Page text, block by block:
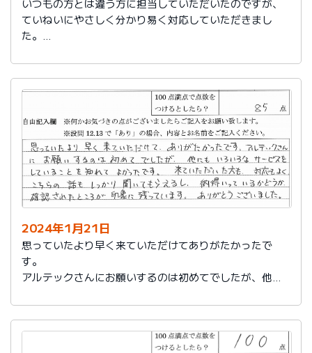
いつもの方とは違う方に担当していただいたのですが、
ていねいにやさしく分かり易く対応していただきまし
た。
2024年1月21日
思っていたより早く来ていただけてありがたかったで
す。
アルテックさんにお願いするのは初めてでしたが、他に
です。
来ていただいた方も対応もよく、こちらの話をしっかり
聞いてもらえるし、納得いっているかどうか確認された